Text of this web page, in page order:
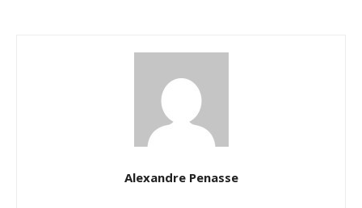
Alexandre Penasse